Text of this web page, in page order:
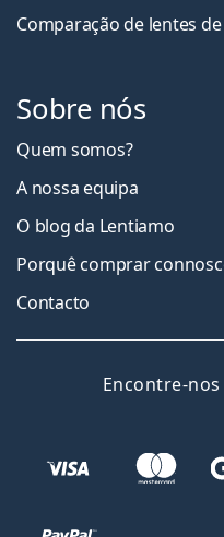
Comparação de lentes
Sobre nós
Quem somos?
A nossa equipa
O blog da Lentiamo
Porquê comprar
Contacto
Encontre-nos